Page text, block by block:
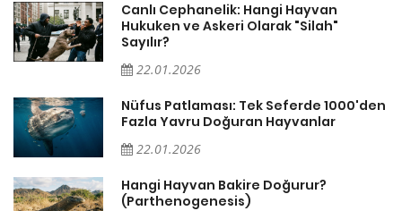
Canlı Cephanelik: Hangi Hayvan
Hukuken ve Askeri Olarak "Silah"
Sayılır?
22.01.2026
Nüfus Patlaması: Tek Seferde 1000'den
Fazla Yavru Doğuran Hayvanlar
22.01.2026
Hangi Hayvan Bakire Doğurur?
(Parthenogenesis)